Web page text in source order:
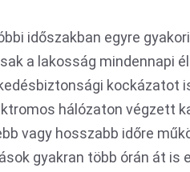
időszakban egyre
a lakosság mindennapi
kockázatot
hálózaton végzett
vagy hosszabb időre
gyakran több órán át